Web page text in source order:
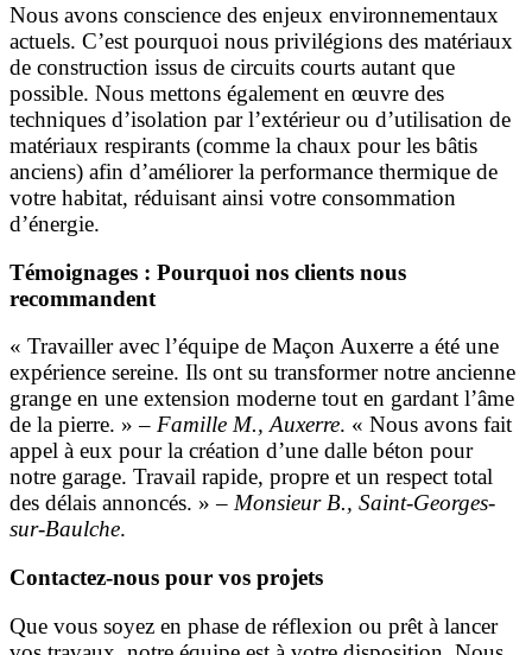
Nous avons conscience des enjeux environnementaux
actuels. C’est pourquoi nous privilégions des matériaux
de construction issus de circuits courts autant que
possible. Nous mettons également en œuvre des
techniques d’isolation par l’extérieur ou d’utilisation de
matériaux respirants (comme la chaux pour les bâtis
anciens) afin d’améliorer la performance thermique de
votre habitat, réduisant ainsi votre consommation
d’énergie.
Témoignages : Pourquoi nos clients nous
recommandent
« Travailler avec l’équipe de Maçon Auxerre a été une
expérience sereine. Ils ont su transformer notre ancienne
grange en une extension moderne tout en gardant l’âme
de la pierre. » – Famille M., Auxerre. « Nous avons fait
appel à eux pour la création d’une dalle béton pour
notre garage. Travail rapide, propre et un respect total
des délais annoncés. » – Monsieur B., Saint-Georges-
sur-Baulche.
Contactez-nous pour vos projets
Que vous soyez en phase de réflexion ou prêt à lancer